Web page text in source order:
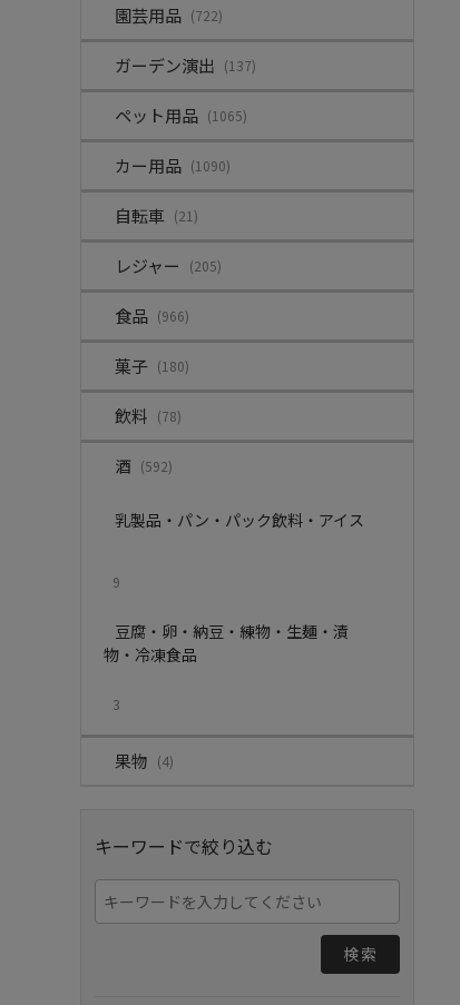
園芸用品 (722)
ガーデン演出 (137)
ペット用品 (1065)
カー用品 (1090)
自転車 (21)
レジャー (205)
食品 (966)
菓子 (180)
飲料 (78)
酒 (592)
乳製品・パン・パック飲料・アイス
9
豆腐・卵・納豆・練物・生麺・漬
物・冷凍食品
3
果物 (4)
キーワードで絞り込む
検索